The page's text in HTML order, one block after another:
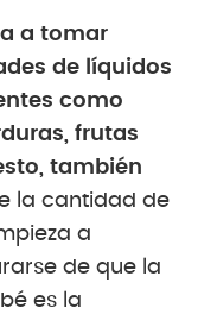
a tomar
de líquidos
como
frutas
también
la cantidad de
a
de que la
es la